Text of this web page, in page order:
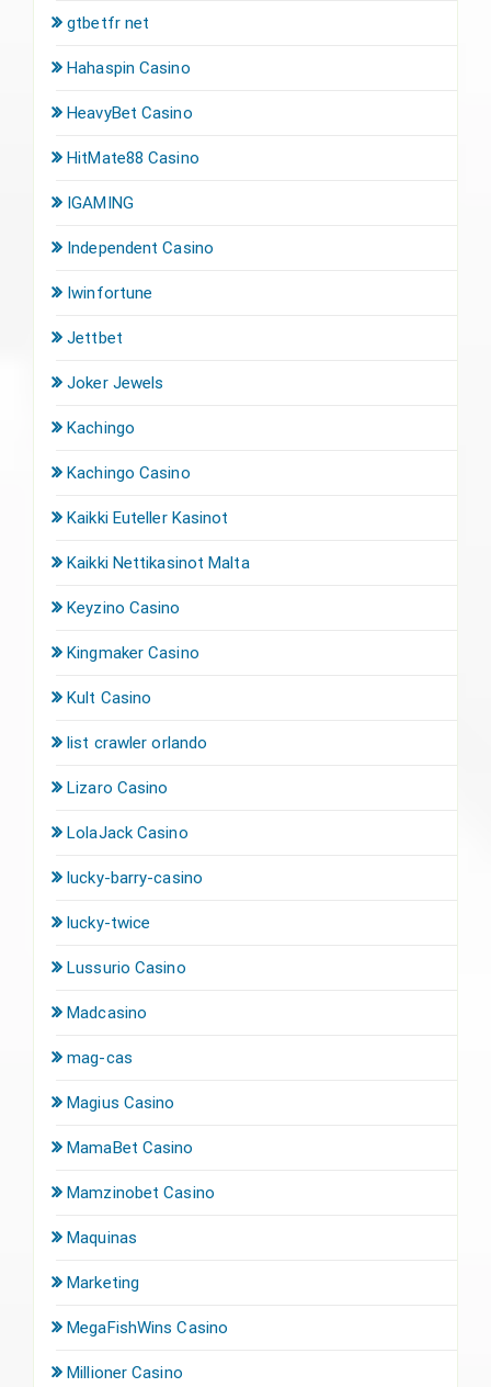
gtbetfr net
Hahaspin Casino
HeavyBet Casino
HitMate88 Casino
IGAMING
Independent Casino
Iwinfortune
Jettbet
Joker Jewels
Kachingo
Kachingo Casino
Kaikki Euteller Kasinot
Kaikki Nettikasinot Malta
Keyzino Casino
Kingmaker Casino
Kult Casino
list crawler orlando
Lizaro Casino
LolaJack Casino
lucky-barry-casino
lucky-twice
Lussurio Casino
Madcasino
mag-cas
Magius Casino
MamaBet Casino
Mamzinobet Casino
Maquinas
Marketing
MegaFishWins Casino
Millioner Casino